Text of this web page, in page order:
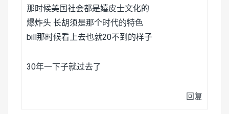
那时候美国社会都是嬉皮士文化的
爆炸头 长胡须是那个时代的特色
bill那时候看上去也就20不到的样子
30年一下子就过去了
回复